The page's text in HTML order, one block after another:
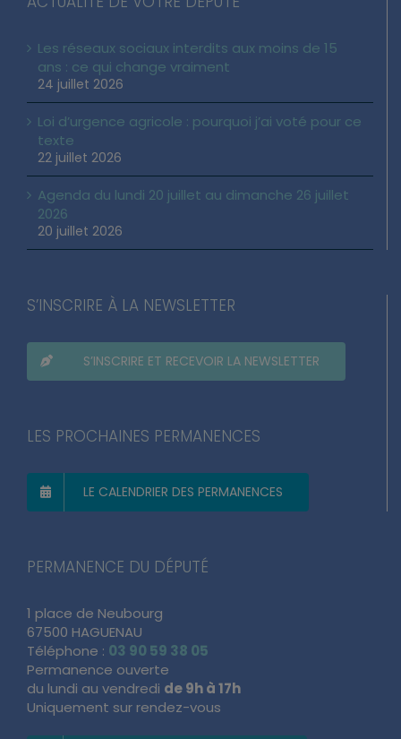
Les réseaux sociaux interdits aux moins de 15
ans : ce qui change vraiment
24 juillet 2026
Loi d’urgence agricole : pourquoi j’ai voté pour ce
texte
22 juillet 2026
Agenda du lundi 20 juillet au dimanche 26 juillet
2026
20 juillet 2026
S’INSCRIRE À LA NEWSLETTER
S’INSCRIRE ET RECEVOIR LA NEWSLETTER
LES PROCHAINES PERMANENCES
LE CALENDRIER DES PERMANENCES
PERMANENCE DU DÉPUTÉ
1 place de Neubourg
67500 HAGUENAU
Téléphone : 03 90 59 38 05
Permanence ouverte
du lundi au vendredi de 9h à 17h
Uniquement sur rendez-vous